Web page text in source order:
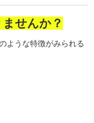
せんか？
ような特徴がみられる